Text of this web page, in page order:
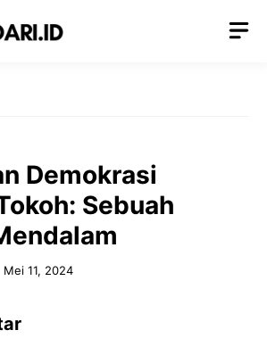
Demokrasi
Sebuah
Mei 11, 2024